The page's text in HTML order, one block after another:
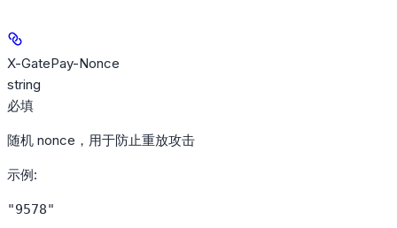
X-GatePay-Nonce
string
必填
随机 nonce，用于防止重放攻击
示例:
"9578"